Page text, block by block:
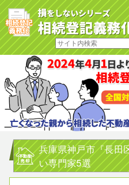
兵庫県神戸市『長田
い専門家5選